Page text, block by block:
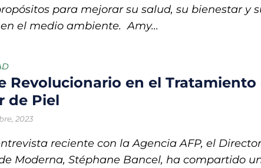
2026 tendrán una nueva utilidad en CDMX con proyectos
para mejorar su salud, su bienestar y
el medio ambiente. Amy...
Revolucionario en el Tratamiento
de Piel
2023
reciente con la Agencia AFP, el
Moderna, Stéphane Bancel, ha compartido